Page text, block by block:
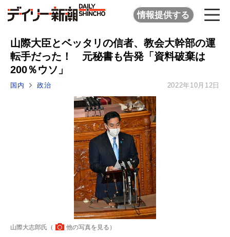
情報提供する
山際大臣とベッタリの信者、教会大幹部の運
転手だった！ 元秘書も告発「資料破棄は
200％ウソ」
国内 政治 2022年10月12日
山際大志郎氏（ 他の写真を見る ）